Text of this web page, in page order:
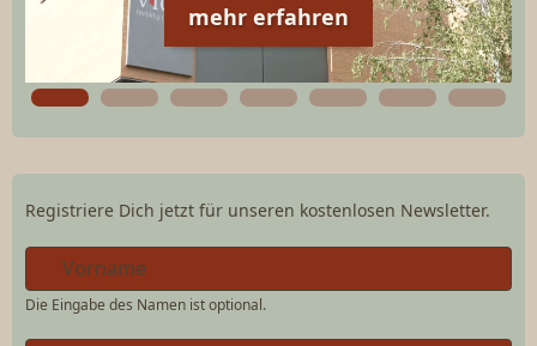
mehr erfahren
Registriere Dich jetzt für unseren kostenlosen Newsletter.
Die Eingabe des Namen ist optional.